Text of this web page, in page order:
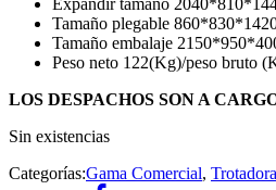
Tamaño plegable
Tamaño embalaje
Peso neto 122(Kg)/peso bruto
LOS DESPACHOS SON A
Sin existencias
Categorías:Gama Comercial,